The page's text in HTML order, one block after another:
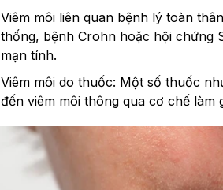
Viêm môi liên quan bệnh lý toàn
thống, bệnh Crohn hoặc hội chứng
mạn tính.
Viêm môi do thuốc: Một số thuốc
đến viêm môi thông qua cơ chế làm